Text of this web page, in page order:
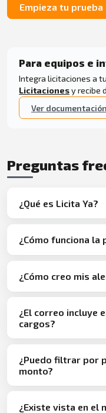
Empieza tu
Para equipos e
Integra licitaciones a
Licitacionesy recibe
Ver
Preguntas
¿Qué es Licita Ya?
¿Cómo funciona la
¿Cómo creo mis
¿El correo incluye
cargos?
¿Puedo filtrar por
monto?
¿Existe vista en el